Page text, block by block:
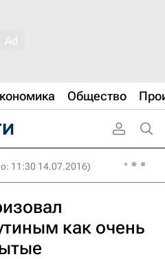
Общество
11:30 14.07.2016)
как очень